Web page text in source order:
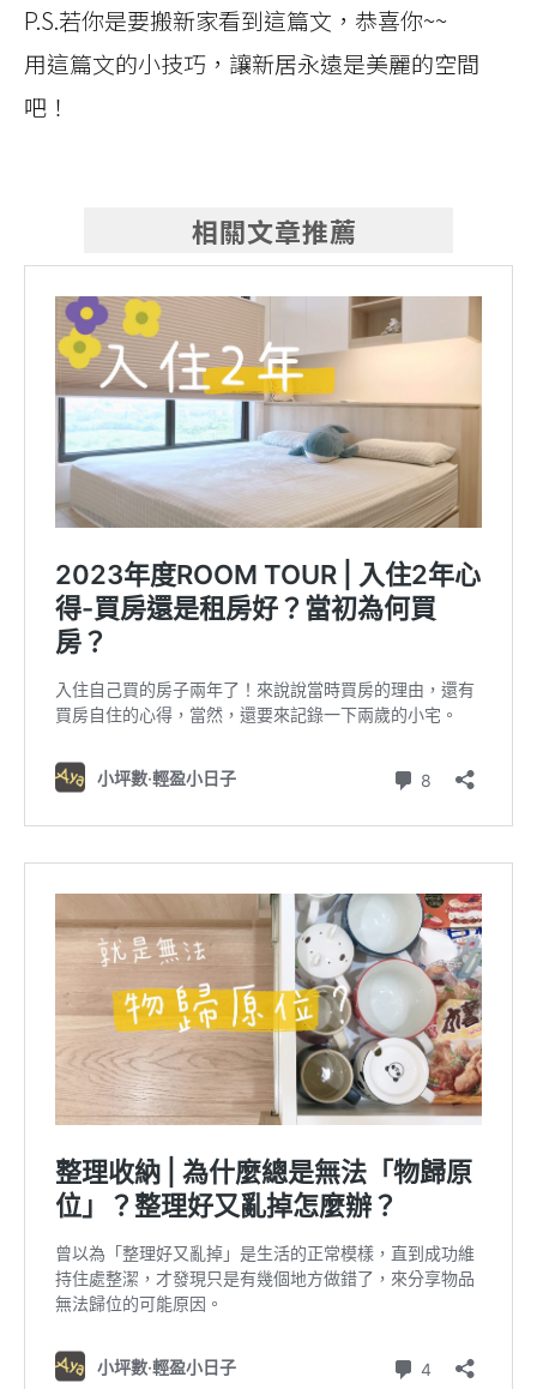
P.S.若你是要搬新家看到這篇文，恭喜你~~
用這篇文的小技巧，讓新居永遠是美麗的空間
吧！
相關文章推薦